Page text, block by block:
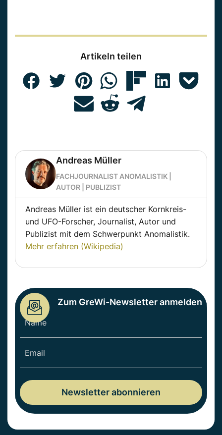
Artikeln teilen
Andreas Müller
FACHJOURNALIST ANOMALISTIK |
AUTOR | PUBLIZIST
Andreas Müller ist ein deutscher Kornkreis-
und UFO-Forscher, Journalist, Autor und
Publizist mit dem Schwerpunkt Anomalistik.
Mehr erfahren (Wikipedia)
Zum GreWi-Newsletter anmelden